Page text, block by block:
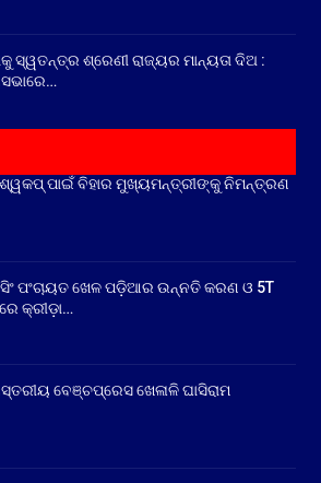
ସ୍ୱତନ୍ତ୍ର ଶ୍ରେଣୀ ରାଜ୍ୟର ମାନ୍ୟତା ଦିଅ :
ପାଇଁ ବିହାର ମୁଖ୍ୟମନ୍ତ୍ରୀଙ୍କୁ ନିମନ୍ତ୍ରଣ
ପଂଚାୟତ ଖେଳ ପଡ଼ିଆର ଉନ୍ନତି କରଣ ଓ 5T
କ୍ରୀଡ଼ା…
ବେଞ୍ଚପ୍ରେସ ଖେଳାଳି ଘାସିରାମ